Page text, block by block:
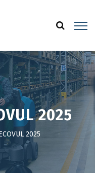
2025
2025